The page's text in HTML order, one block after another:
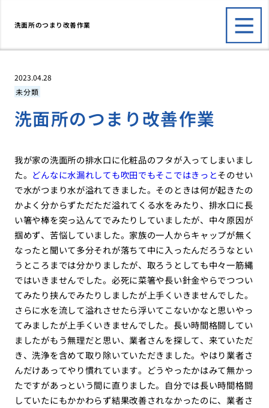
洗面所のつまり改善作業
2023.04.28
未分類
洗面所のつまり改善作業
我が家の洗面所の排水口に化粧品のフタが入ってしまいまし
た。 どんなに水漏れしても吹田でもそこではきっとそのせい
で水がつまり水が溢れてきました。そのときは何が起きたの
かよく分からずただただ溢れてくる水をみたり、排水口に長
い箸や棒を突っ込んてでみたりしていましたが、中々原因が
掴めず、苦悩していました。家族の一人からキャップが無く
なったと聞いて多分それが落ちて中に入ったんだろうなとい
うところまでは分かりましたが、取ろうとしても中々一筋縄
ではいきませんでした。必死に菜箸や長い針金やらでつつい
てみたり挟んでみたりしましたが上手くいきませんでした。
さらに水を流して溢れさせたら浮いてこないかなと思いやっ
てみましたが上手くいきませんでした。長い時間格闘してい
ましたがもう無理だと思い、業者さんを探して、来ていただ
き、洗浄を含めて取り除いていただきました。やはり業者さ
んだけあってやり慣れています。どうやったかはみて無かっ
たですがあっという間に直りました。自分では長い時間格闘
していたにもかかわらず結果改善されなかったのに、業者さ